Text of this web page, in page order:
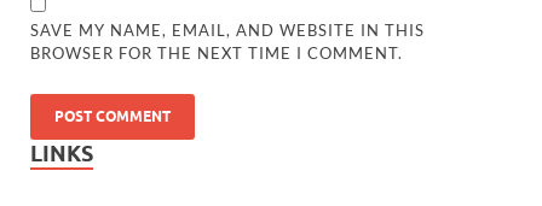
SAVE MY NAME, EMAIL, AND WEBSITE IN THIS
BROWSER FOR THE NEXT TIME I COMMENT.
LINKS